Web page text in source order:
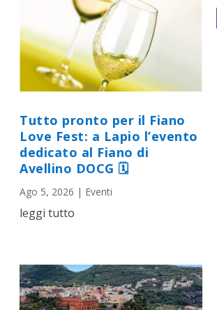
Tutto pronto per il Fiano
Love Fest: a Lapio l’evento
dedicato al Fiano di
Avellino DOCG 🗓
Ago 5, 2026 | Eventi
leggi tutto